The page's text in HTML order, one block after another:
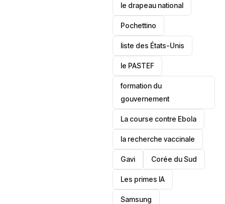
le drapeau national
Pochettino
liste des États-Unis
le PASTEF
formation du
gouvernement
La course contre Ebola
la recherche vaccinale
Gavi ‎Corée du Sud
Les primes IA
Samsung